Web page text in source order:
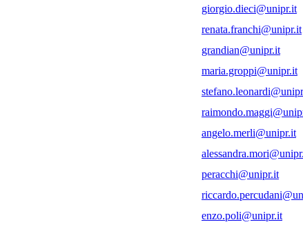
giorgio.dieci@unipr.it
renata.franchi@unipr.it
grandian@unipr.it
maria.groppi@unipr.it
angelo.merli@unipr.it
peracchi@unipr.it
enzo.poli@unipr.it